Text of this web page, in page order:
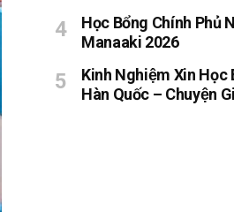
Học Bổng Chính Phủ
Manaaki 2026
Kinh Nghiệm Xin Học
Hàn Quốc – Chuyện